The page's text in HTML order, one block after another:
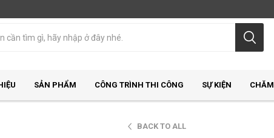
SẢN PHẨM CÔNG TRÌNH THI CÔNG SỰ KIỆN
BACK TO ALL